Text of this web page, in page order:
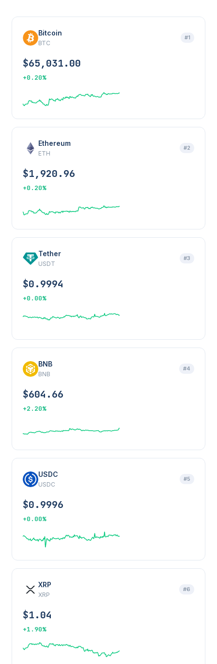
Bitcoin
BTC
#1
$65,031.00
+0.20%
Ethereum
ETH
#2
$1,920.96
+0.20%
Tether
USDT
#3
$0.9994
+0.00%
BNB
BNB
#4
$604.66
+2.20%
USDC
USDC
#5
$0.9996
+0.00%
XRP
XRP
#6
$1.04
+1.90%